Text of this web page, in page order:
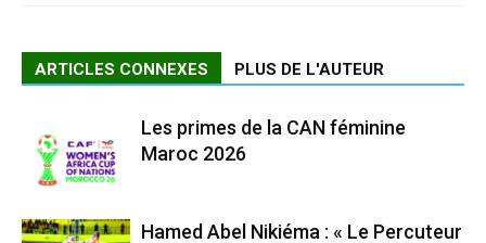
ARTICLES CONNEXES PLUS DE L'AUTEUR
Les primes de la CAN féminine
Maroc 2026
Hamed Abel Nikiéma : « Le Percuteur